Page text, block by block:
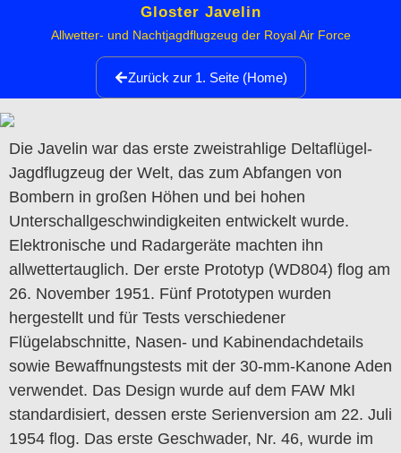
Gloster Javelin
Allwetter- und Nachtjagdflugzeug der Royal Air Force
Zurück zur 1. Seite (Home)
Die Javelin war das erste zweistrahlige Deltaflügel-
Jagdflugzeug der Welt, das zum Abfangen von
Bombern in großen Höhen und bei hohen
Unterschallgeschwindigkeiten entwickelt wurde.
Elektronische und Radargeräte machten ihn
allwettertauglich. Der erste Prototyp (WD804) flog am
26. November 1951. Fünf Prototypen wurden
hergestellt und für Tests verschiedener
Flügelabschnitte, Nasen- und Kabinendachdetails
sowie Bewaffnungstests mit der 30-mm-Kanone Aden
verwendet. Das Design wurde auf dem FAW MkI
standardisiert, dessen erste Serienversion am 22. Juli
1954 flog. Das erste Geschwader, Nr. 46, wurde im